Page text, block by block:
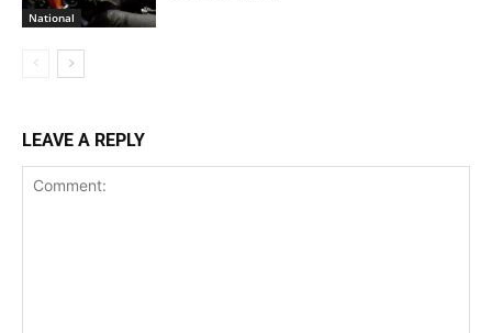
National
LEAVE A REPLY